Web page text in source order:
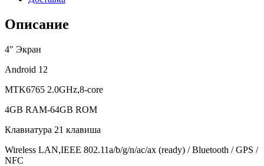
Описание
4″ Экран
Android 12
MTK6765 2.0GHz,8-core
4GB RAM-64GB ROM
Клавиатура 21 клавиша
Wireless LAN,IEEE 802.11a/b/g/n/ac/ax (ready) / Bluetooth / GPS /
NFC